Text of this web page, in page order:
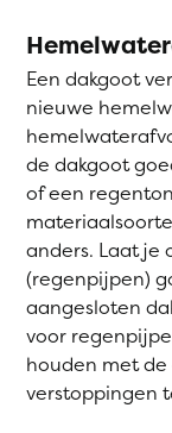
Een dakgoot
nieuwe
de dakgoot
of een
anders. Laat je
(regenpijpen)
aangesloten
voor
houden met
verstoppingen